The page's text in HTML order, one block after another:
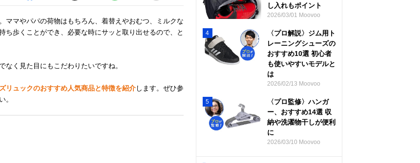
。ママやパパの荷物はもちろん、着替えやおむつ、ミルクな
ち歩くことができ、必要な時にサッと取り出せるので、と
く見た目にもこだわりたいですね。
リュックのおすすめ人気商品と特徴を紹介します。ぜひ参
。
し入れもポイント
2026/03/01 Moovoo
4
〈プロ解説〉ジム用ト
レーニングシューズの
おすすめ10選 初心者
も使いやすいモデルと
は
2026/02/13 Moovoo
5
〈プロ監修〉ハンガ
ー、おすすめ14選 収
納や洗濯物干しが便利
に
2026/03/10 Moovoo